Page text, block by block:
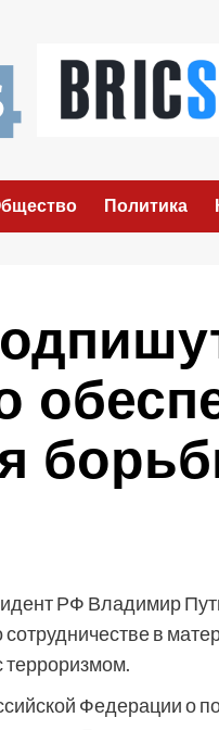
Политика
РФ Владимир
в
терроризмом.
Федерации о